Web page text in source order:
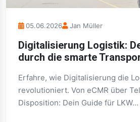
05.06.2026 Jan Müller
Digitalisierung Logistik:
durch die smarte
Erfahre, wie Digitalisierung die
revolutioniert. Von eCMR über
Disposition: Dein Guide für LKW...